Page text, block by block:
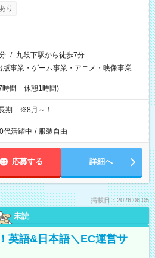
り
/ 九段下駅から徒歩7分
版事業・ゲーム事業・アニメ・映像事業
時間 休憩1時間)
期 ※8月～！
代活躍中 / 服装自由
応募する 詳細へ
掲載日：2026.08.05
未読
英語&日本語＼EC運営サ